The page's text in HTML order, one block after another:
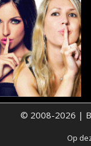
© 2008-2026 |
Op